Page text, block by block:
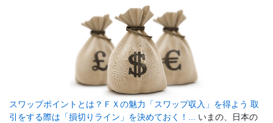
スワップポイントとは？ＦＸの魅力「スワップ収入」を得よう 取
引をする際は「損切りライン」を決めておく！... いまの、日本の